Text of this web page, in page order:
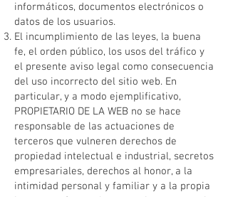
informáticos, documentos electrónicos o
datos de los usuarios.
El incumplimiento de las leyes, la buena
fe, el orden público, los usos del tráfico y
el presente aviso legal como consecuencia
del uso incorrecto del sitio web. En
particular, y a modo ejemplificativo,
PROPIETARIO DE LA WEB no se hace
responsable de las actuaciones de
terceros que vulneren derechos de
propiedad intelectual e industrial, secretos
empresariales, derechos al honor, a la
intimidad personal y familiar y a la propia